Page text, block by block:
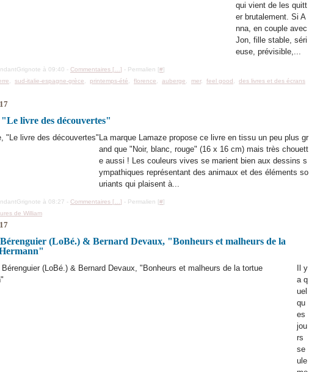
qui vient de les quitt
er brutalement. Si A
nna, en couple avec
Jon, fille stable, séri
euse, prévisible,...
à 09:40 -Commentaires [ …] - Permalien [#]
,sud-italie-espagne-grèce printemps-été ,florence ,auberge mer,feel good ,des livres et des écrans
livre des découvertes"
La marque Lamaze propose ce livre en tissu un peu plus gr
and que "Noir, blanc, rouge" (16 x 16 cm) mais très chouett
e aussi ! Les couleurs vives se marient bien aux dessins s
ympathiques représentant des animaux et des éléments so
uriants qui plaisent à...
à 08:27 -Commentaires [ …] - Permalien [#]
de William
(LoBé.) & Bernard Devaux, "Bonheurs et malheurs de la
Il y
a q
uel
qu
es
jou
rs
se
ule